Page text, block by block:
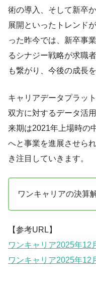
術の導入、そして新卒
展開といったトレンド
った昨今では、新卒事
るシナジー戦略が求職
も繋がり、今後の成長
キャリアデータプラッ
双方に対するデータ活
来期は2021年上場時の
へと事業を進展させら
き注目していきます。
ワンキャリアの決算
【参考URL】
ワンキャリア2025年
ワンキャリア2025年